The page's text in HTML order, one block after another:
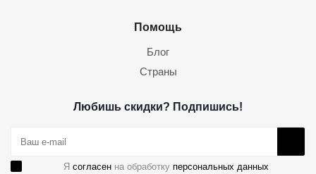
Помощь
Блог
Страны
Любишь скидки? Подпишись!
Я согласен на обработку персональных данных